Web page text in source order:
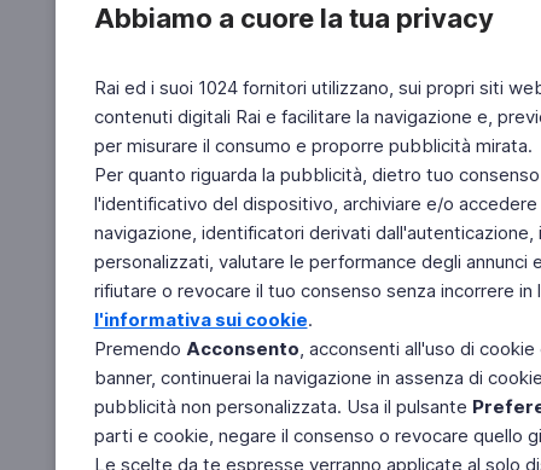
Abbiamo a cuore la tua privacy
Rai ed i suoi 1024 fornitori utilizzano, sui propri siti
contenuti digitali Rai e facilitare la navigazione e,
per misurare il consumo e proporre pubblicità mirata.
Per quanto riguarda la pubblicità, dietro tuo
l'identificativo del dispositivo, archiviare e/o
navigazione, identificatori derivati
personalizzati, valutare le performance degli
rifiutare o revocare il tuo consenso senza incorrere
l'informativa sui cookie.
Premendo Acconsento, acconsenti all'uso di
banner, continuerai la navigazione in assenza di
pubblicità non personalizzata. Usa il pulsante
parti e cookie, negare il consenso o revocare quello
Le scelte da te espresse verranno applicate al solo